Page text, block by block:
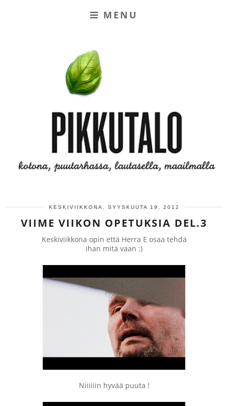
MENU
KESKIVIIKKONA, SYYSKUUTA 19, 2012
VIIME VIIKON OPETUKSIA DEL.3
Keskiviikkona opin että Herra E osaa tehdä
ihan mitä vaan :)
Niiiiiin hyvää puuta !